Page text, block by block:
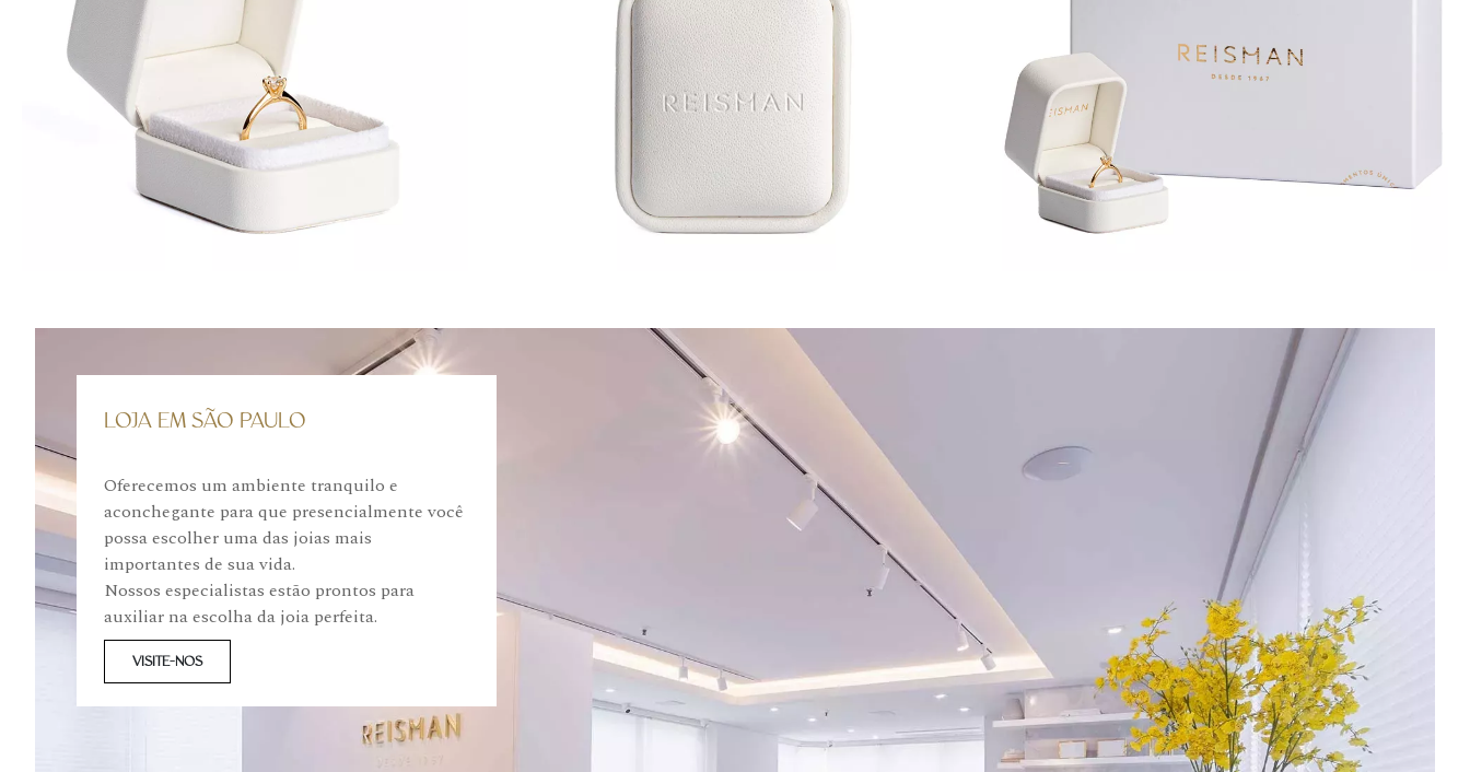
LOJA EM SÃO PAULO
Oferecemos um ambiente tranquilo e
aconchegante para que presencialmente você
possa escolher uma das joias mais
importantes de sua vida.
Nossos especialistas estão prontos para
auxiliar na escolha da joia perfeita.
VISITE-NOS